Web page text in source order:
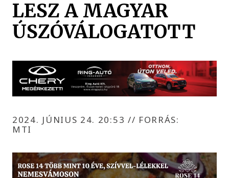
LESZ A MAGYAR
ÚSZÓVÁLOGATOTT
2024. JÚNIUS 24. 20:53 // FORRÁS:
MTI